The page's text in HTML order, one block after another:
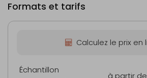
Formats et tarifs
Calculez le prix en
Échantillon
à partir